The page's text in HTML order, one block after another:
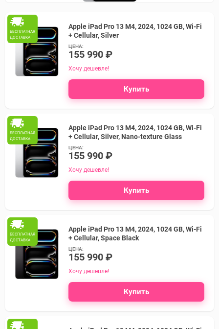
БЕСПЛАТНАЯ
ДОСТАВКА
Apple iPad Pro 13 M4, 2024, 1024 GB, Wi-Fi
+ Cellular, Silver
ЦЕНА:
155 990 ₽
Хочу дешевле!
Купить
БЕСПЛАТНАЯ
ДОСТАВКА
Apple iPad Pro 13 M4, 2024, 1024 GB, Wi-Fi
+ Cellular, Silver, Nano-texture Glass
ЦЕНА:
155 990 ₽
Хочу дешевле!
Купить
БЕСПЛАТНАЯ
ДОСТАВКА
Apple iPad Pro 13 M4, 2024, 1024 GB, Wi-Fi
+ Cellular, Space Black
ЦЕНА:
155 990 ₽
Хочу дешевле!
Купить